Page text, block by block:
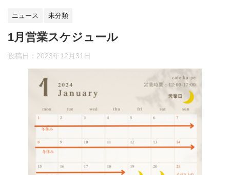
ニュース 未分類
1月営業スケジュール
投稿日： 2023年12月31日